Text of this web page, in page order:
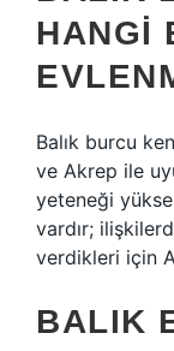
HANGI
Balık burcu
ve Akrep ile
yeteneği
vardır;
verdikleri için
BALIK